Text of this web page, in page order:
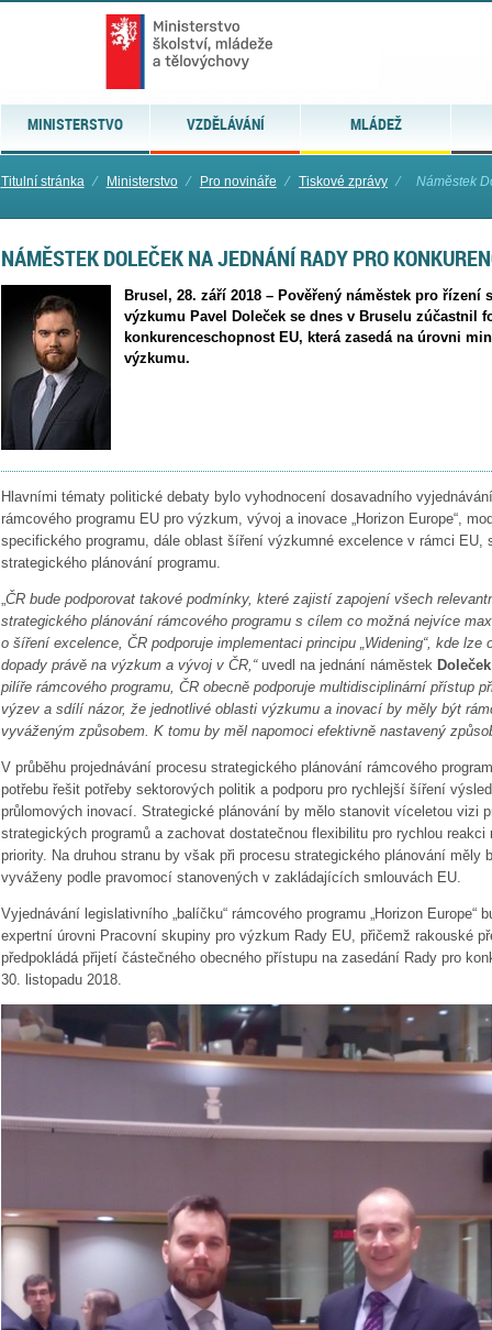
MINISTERSTVO VZDĚLÁVÁNÍ MLÁDEŽ
Titulní stránka ⁄ Ministerstvo ⁄ Pro novináře ⁄ Tiskové zprávy ⁄ Náměstek
NÁMĚSTEK DOLEČEK NA JEDNÁNÍ RADY PRO
Brusel, 28. září 2018 – Pověřený náměstek pro řízení
výzkumu Pavel Doleček se dnes v Bruselu zúčastnil
konkurenceschopnost EU, která zasedá na úrovni
výzkumu.
Hlavními tématy politické debaty bylo vyhodnocení dosavadního
rámcového programu EU pro výzkum, vývoj a inovace „Horizon Europe“,
specifického programu, dále oblast šíření výzkumné excelence v rámci EU,
strategického plánování programu.
„ČR bude podporovat takové podmínky, které zajistí zapojení všech
strategického plánování rámcového programu s cílem co možná nejvíce
o šíření excelence, ČR podporuje implementaci principu „Widening“, kde
dopady právě na výzkum a vývoj v ČR,“uvedl na jednání náměstek Doleček
pilíře rámcového programu, ČR obecně podporuje multidisciplinární přístup
výzev a sdílí názor, že jednotlivé oblasti výzkumu a inovací by měly být
vyváženým způsobem. K tomu by měl napomoci efektivně nastavený
V průběhu projednávání procesu strategického plánování rámcového
potřebu řešit potřeby sektorových politik a podporu pro rychlejší šíření
průlomových inovací. Strategické plánování by mělo stanovit víceletou vizi
strategických programů a zachovat dostatečnou flexibilitu pro rychlou
priority. Na druhou stranu by však při procesu strategického plánování měly
vyváženy podle pravomocí stanovených v zakládajících smlouvách EU.
Vyjednávání legislativního „balíčku“ rámcového programu „Horizon Europe“
expertní úrovni Pracovní skupiny pro výzkum Rady EU, přičemž rakouské
předpokládá přijetí částečného obecného přístupu na zasedání Rady pro
30. listopadu 2018.